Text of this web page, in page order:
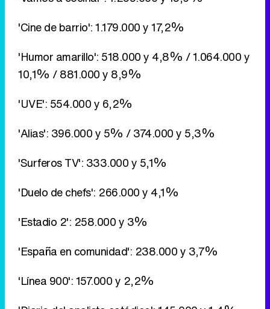
'UVE': 554.000 y 6,2%
'Alias': 396.000 y 5% / 374.000 y 5,3%
'Surferos TV': 333.000 y 5,1%
'Duelo de chefs': 266.000 y 4,1%
'Estadio 2': 258.000 y 3%
'España en comunidad': 238.000 y 3,7%
'Línea 900': 157.000 y 2,2%
'Diario del analista catódico': 145.000 y 1,4%
'Padre de familia': 171.000 y 1,6%
'El rey de la colina': 163.000 y 1,6%